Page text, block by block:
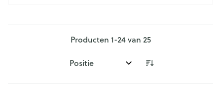
Producten 1-24van 25
Sorteer op: